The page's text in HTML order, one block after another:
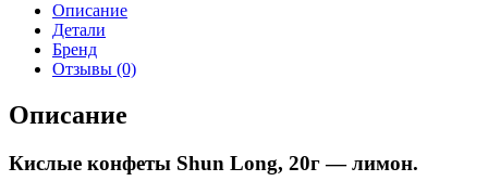
Описание
Детали
Бренд
Отзывы (0)
Описание
Кислые конфеты Shun Long, 20г — лимон.